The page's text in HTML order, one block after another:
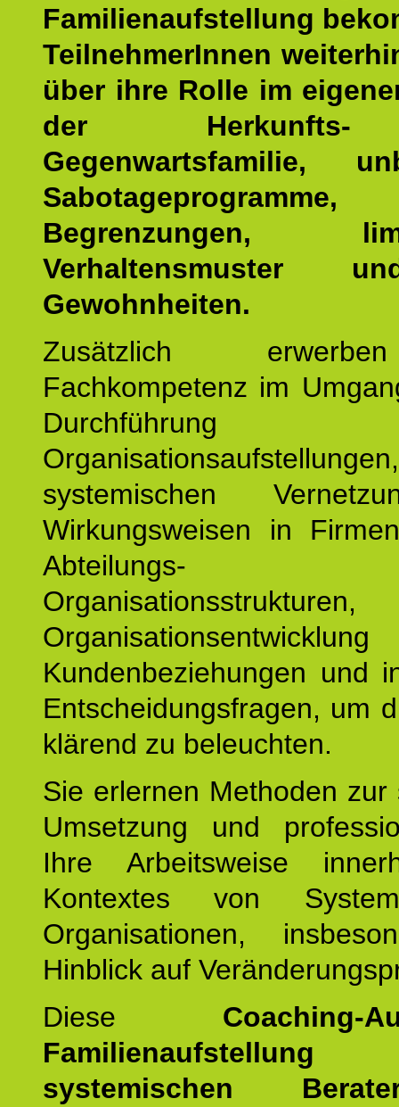
Familienaufstellung
TeilnehmerInnen
über ihre Rolle im
der
Gegenwartsfamilie,
Begrenzungen,
Verhaltensmuster
Gewohnheiten.
Zusätzlich
Fachkompetenz im
systemischen
Wirkungsweisen in
Abteilungs-
Kundenbeziehungen und
Entscheidungsfragen, um
klärend zu beleuchten.
Sie erlernen Methoden zur
Umsetzung und
Ihre Arbeitsweise
Kontextes von
Organisationen,
Hinblick auf
Diese Coaching-
Familienaufstellung
systemischen